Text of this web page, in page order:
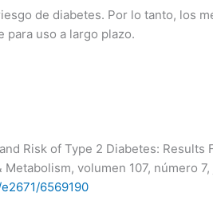
de diabetes. Por lo tanto, los
para uso a largo plazo.
Risk of Type 2 Diabetes: Results
volumen 107, número
6569190